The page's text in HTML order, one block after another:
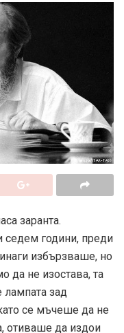
заранта.
седем години, преди
избързваше, но
да не изостава, та
лампата зад
се мъчеше да не
отиваше да издои